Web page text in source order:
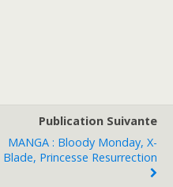
Publication Suivante
MANGA : Bloody Monday, X-
Blade, Princesse Resurrection